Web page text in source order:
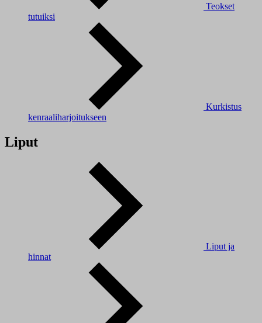
Teokset
tutuiksi
Kurkistus
kenraaliharjoitukseen
Liput
Liput ja
hinnat